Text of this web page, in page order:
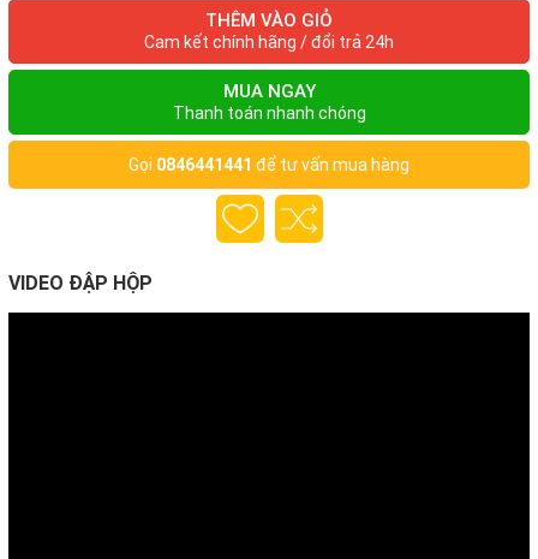
THÊM VÀO GIỎ
Cam kết chính hãng / đổi trả 24h
MUA NGAY
Thanh toán nhanh chóng
Gọi 0846441441 để tư vấn mua hàng
VIDEO ĐẬP HỘP